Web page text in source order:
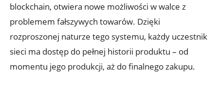
blockchain, otwiera nowe możliwości w walce z
problemem fałszywych towarów. Dzięki
rozproszonej naturze tego systemu, każdy uczestnik
sieci ma dostęp do pełnej historii produktu – od
momentu jego produkcji, aż do finalnego zakupu.